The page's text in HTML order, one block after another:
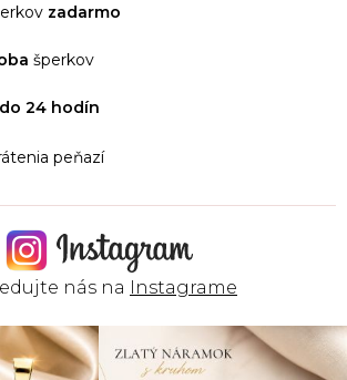
zadarmo
šperkov
do 24 hodín
peňazí
nás na Instagrame